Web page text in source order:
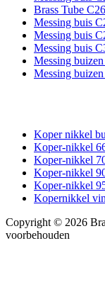
Brass Tube
Messing buis
Messing buis
Messing buis
Messing
Messing
Koper nikkel
Koper-nikkel
Koper-nikkel
Koper-nikkel
Koper-nikkel
Kopernikkel
Copyright © 2026
voorbehouden